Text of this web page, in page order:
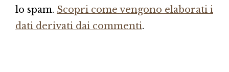
lo spam. Scopri come vengono elaborati i
dati derivati dai commenti.